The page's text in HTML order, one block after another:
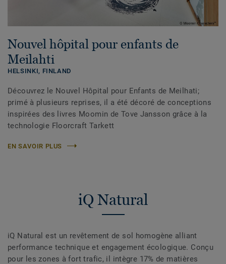
Nouvel hôpital pour enfants de
Meilahti
HELSINKI, FINLAND
Découvrez le Nouvel Hôpital pour Enfants de Meilhati;
primé à plusieurs reprises, il a été décoré de conceptions
inspirées des livres Moomin de Tove Jansson grâce à la
technologie Floorcraft Tarkett
EN SAVOIR PLUS
iQ Natural
iQ Natural est un revêtement de sol homogène alliant
performance technique et engagement écologique. Conçu
pour les zones à fort trafic, il intègre 17% de matières